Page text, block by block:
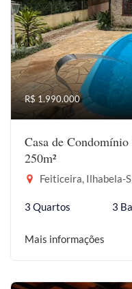
R$ 1.990.000
Casa de
250m²
Feiticeira, Ilhabela-
3 Quartos 3
Mais informações